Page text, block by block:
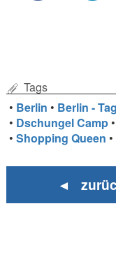
Tags
• Berlin • Berlin -
• Dschungel Camp •
•Shopping Queen •
◄